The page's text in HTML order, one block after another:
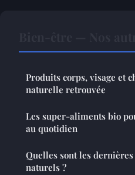
Produits corps, visage et
naturelle retrouvée
Les super-aliments bio
au quotidien
Quelles sont les
naturels ?